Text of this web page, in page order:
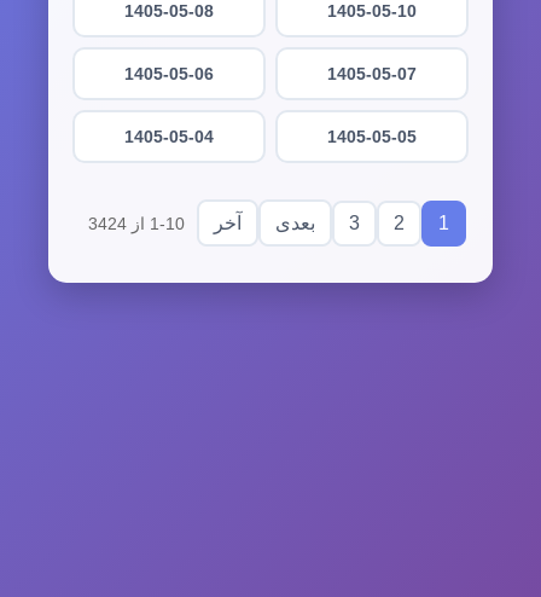
1405-05-10
1405-05-08
1405-05-07
1405-05-06
1405-05-05
1405-05-04
1
2
3 بعدی آخر 1-10 از 3424